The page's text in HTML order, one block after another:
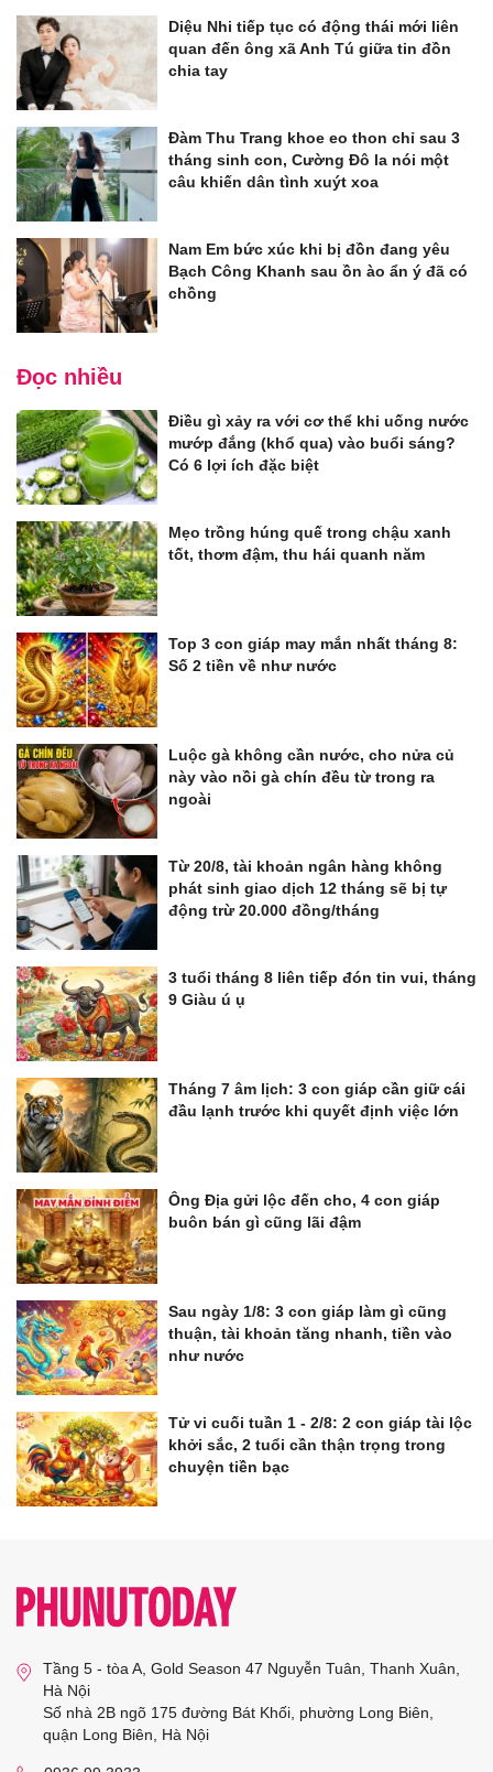
Diệu Nhi tiếp tục có động thái mới liên
quan đến ông xã Anh Tú giữa tin đồn
chia tay
Đàm Thu Trang khoe eo thon chỉ sau 3
tháng sinh con, Cường Đô la nói một
câu khiến dân tình xuýt xoa
Nam Em bức xúc khi bị đồn đang yêu
Bạch Công Khanh sau ồn ào ẩn ý đã có
chồng
Đọc nhiều
Điều gì xảy ra với cơ thể khi uống nước
mướp đắng (khổ qua) vào buổi sáng?
Có 6 lợi ích đặc biệt
Mẹo trồng húng quế trong chậu xanh
tốt, thơm đậm, thu hái quanh năm
Top 3 con giáp may mắn nhất tháng 8:
Số 2 tiền về như nước
Luộc gà không cần nước, cho nửa củ
này vào nồi gà chín đều từ trong ra
ngoài
Từ 20/8, tài khoản ngân hàng không
phát sinh giao dịch 12 tháng sẽ bị tự
động trừ 20.000 đồng/tháng
3 tuổi tháng 8 liên tiếp đón tin vui, tháng
9 Giàu ú ụ
Tháng 7 âm lịch: 3 con giáp cần giữ cái
đầu lạnh trước khi quyết định việc lớn
Ông Địa gửi lộc đến cho, 4 con giáp
buôn bán gì cũng lãi đậm
Sau ngày 1/8: 3 con giáp làm gì cũng
thuận, tài khoản tăng nhanh, tiền vào
như nước
Tử vi cuối tuần 1 - 2/8: 2 con giáp tài lộc
khởi sắc, 2 tuổi cần thận trọng trong
chuyện tiền bạc
Tầng 5 - tòa A, Gold Season 47 Nguyễn Tuân, Thanh Xuân,
Hà Nội
Số nhà 2B ngõ 175 đường Bát Khối, phường Long Biên,
quận Long Biên, Hà Nội